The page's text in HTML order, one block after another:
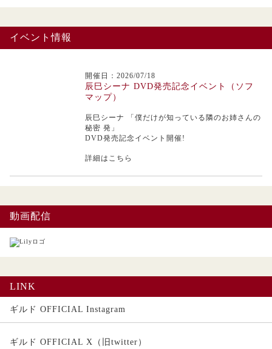
イベント情報
開催日：2026/07/18
辰巳シーナ DVD発売記念イベント（ソフ
マップ）
辰巳シーナ
「僕だけが知っている隣のお姉さんの
秘密 発」
DVD発売記念イベント開催!
詳細はこちら
動画配信
LINK
ギルド OFFICIAL Instagram
ギルド OFFICIAL X（旧twitter）